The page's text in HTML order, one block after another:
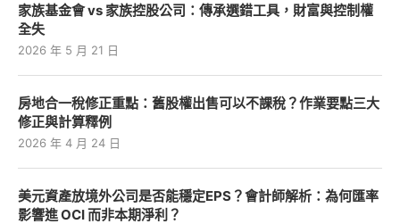
家族基金會 vs 家族控股公司：傳承選錯工具，財富與控制權
全失
2026 年 5 月 21 日
房地合一稅修正重點：舊股權出售可以不課稅？作業要點三大
修正與計算釋例
2026 年 4 月 24 日
美元資產放境外公司是否能穩定EPS？會計師解析：為何匯率
影響進 OCI 而非本期淨利？